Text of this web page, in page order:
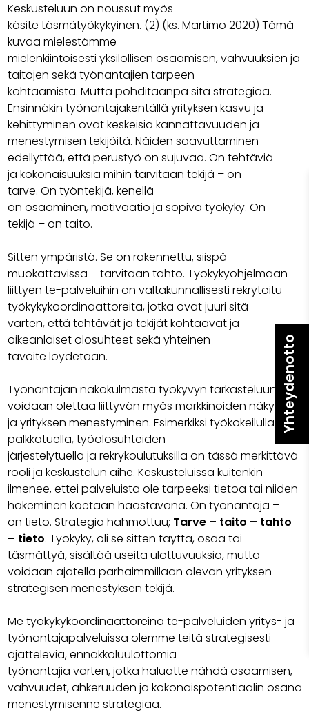
Keskusteluun on noussut myös
käsite täsmätyökykyinen. (2) (ks. Martimo 2020) Tämä
kuvaa mielestämme
mielenkiintoisesti yksilöllisen osaamisen, vahvuuksien ja
taitojen sekä työnantajien tarpeen
kohtaamista. Mutta pohditaanpa sitä strategiaa.
Ensinnäkin työnantajakentällä yrityksen kasvu ja
kehittyminen ovat keskeisiä kannattavuuden ja
menestymisen tekijöitä. Näiden saavuttaminen
edellyttää, että perustyö on sujuvaa. On tehtäviä
ja kokonaisuuksia mihin tarvitaan tekijä – on
tarve. On työntekijä, kenellä
on osaaminen, motivaatio ja sopiva työkyky. On
tekijä – on taito.
Sitten ympäristö. Se on rakennettu, siispä
muokattavissa – tarvitaan tahto. Työkykyohjelmaan
liittyen te-palveluihin on valtakunnallisesti rekrytoitu
työkykykoordinaattoreita, jotka ovat juuri sitä
varten, että tehtävät ja tekijät kohtaavat ja
oikeanlaiset olosuhteet sekä yhteinen
tavoite löydetään.
Työnantajan näkökulmasta työkyvyn tarkasteluun
voidaan olettaa liittyvän myös markkinoiden näkymät
ja yrityksen menestyminen. Esimerkiksi työkokeilulla,
palkkatuella, työolosuhteiden
järjestelytuella ja rekrykoulutuksilla on tässä merkittävä
rooli ja keskustelun aihe. Keskusteluissa kuitenkin
ilmenee, ettei palveluista ole tarpeeksi tietoa tai niiden
hakeminen koetaan haastavana. On työnantaja –
on tieto. Strategia hahmottuu; Tarve – taito – tahto
– tieto. Työkyky, oli se sitten täyttä, osaa tai
täsmättyä, sisältää useita ulottuvuuksia, mutta
voidaan ajatella parhaimmillaan olevan yrityksen
strategisen menestyksen tekijä.
Me työkykykoordinaattoreina te-palveluiden yritys- ja
työnantajapalveluissa olemme teitä strategisesti
ajattelevia, ennakkoluulottomia
työnantajia varten, jotka haluatte nähdä osaamisen,
vahvuudet, ahkeruuden ja kokonaispotentiaalin osana
menestymisenne strategiaa.
Yhteydenotto